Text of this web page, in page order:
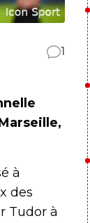
1
à
des
Tudor à